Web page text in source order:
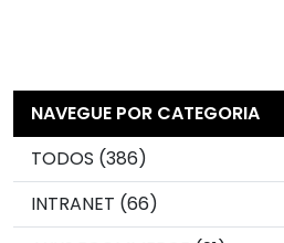
NAVEGUE POR CATEGORIA
TODOS (386)
INTRANET (66)